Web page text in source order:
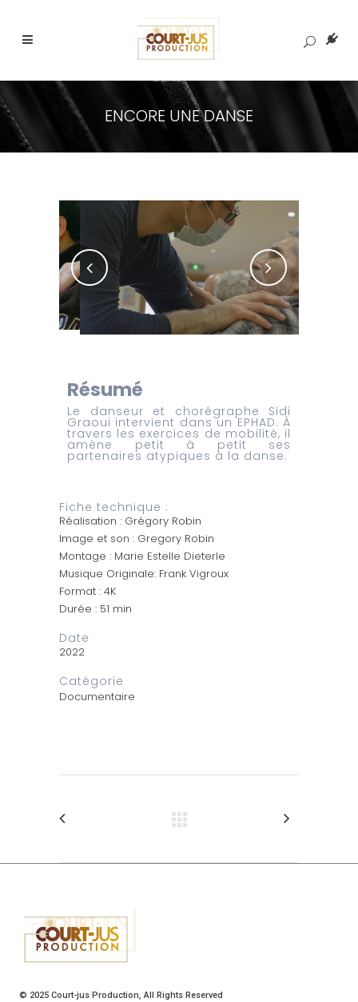
ENCORE UNE DANSE
Résumé
Le danseur et chorégraphe Sidi
Graoui intervient dans un EPHAD. À
travers les exercices de mobilité, il
amène petit à petit ses
partenaires atypiques à la danse.
Fiche technique :
Réalisation : Grégory Robin
Image et son : Gregory Robin
Montage : Marie Estelle Dieterle
Musique Originale: Frank Vigroux
Format : 4K
Durée : 51 min
Date
2022
Catégorie
Documentaire
© 2025 Court-jus Production, All Rights Reserved